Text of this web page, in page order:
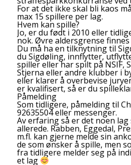
For at det ikke skal bli kaos
max 15 spillere per lag.
Hvem kan spille?
Jo, er du født i 2010 eller
nok. Øvre aldersgrense finnes
Du må ha en tilknytning til
du Sigdøling, innflytter,
spiller eller har spilt på NSIF,
Stjerna eller andre klubber i
eller klarer å overbevise
er kvalifisert, så er du
Påmelding
Som tidligere, påmelding til
92635504 eller messenger.
Av erfaring så er det noen lag
allerede. Rabben, Eggedal,
m.fl. kan gjerne melde sin
de som ønsker å spille, men
fra tidligere melder seg på
et lag